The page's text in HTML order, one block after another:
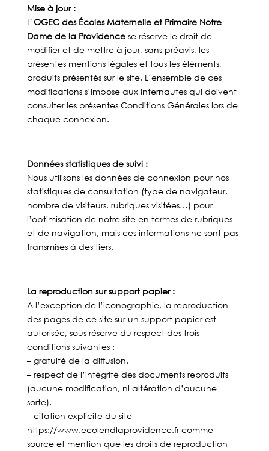
Mise à jour :
L’OGEC des Écoles Maternelle et Primaire Notre
Dame de la Providencese réserve le droit de
modifier et de mettre à jour, sans préavis, les
présentes mentions légales et tous les éléments,
produits présentés sur le site. L’ensemble de ces
modifications s’impose aux internautes qui doivent
consulter les présentes Conditions Générales lors de
chaque connexion.
Données statistiques de suivi :
Nous utilisons les données de connexion pour nos
statistiques de consultation (type de navigateur,
nombre de visiteurs, rubriques visitées…) pour
l’optimisation de notre site en termes de rubriques
et de navigation, mais ces informations ne sont pas
transmises à des tiers.
La reproduction sur support papier :
A l’exception de l’iconographie, la reproduction
des pages de ce site sur un support papier est
autorisée, sous réserve du respect des trois
conditions suivantes :
– gratuité de la diffusion.
– respect de l’intégrité des documents reproduits
(aucune modification, ni altération d’aucune
sorte).
– citation explicite du site
https://www.ecolendlaprovidence.fr comme
source et mention que les droits de reproduction